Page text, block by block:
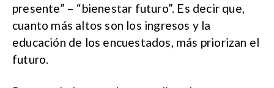
presente” – “bienestar futuro”. Es decir que,
cuanto más altos son los ingresos y la
educación de los encuestados, más priorizan el
futuro.